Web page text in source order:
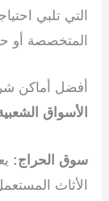
التي تلبي
المتخصصة أو
أفضل أماكن
الأسواق
سوق الحراج:
الأثاث